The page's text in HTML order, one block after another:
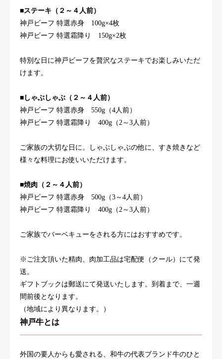
■ステーキ（２～４人前）
神戸ビーフ 特選赤身 100g×4枚
神戸ビーフ 特選霜降り 150g×2枚
特別な日に神戸ビーフを贅沢なステーキでお楽しみいただ
けます。
■しゃぶしゃぶ（２～４人前）
神戸ビーフ 特選赤身 550g（4人前）
神戸ビーフ 特選霜降り 400g（2～3人前）
ご家族の大切な日に。しゃぶしゃぶの他に、すき焼きなど
様々な料理にお使いいただけます。
■焼肉（２～４人前）
神戸ビーフ 特選赤身 500g（3～4人前）
神戸ビーフ 特選霜降り 400g（2～3人前）
ご家族でバーベキューをされる方にはおすすめです。
※ご注文頂いた精肉、肉加工品は宅配便（クール）にて発
送。
ギフトブックは郵送にて発送いたします。到着まで、一週
間前後となります。
（地域により異なります。）
神戸牛とは
外国の要人からも愛される、和牛の代表ブランド牛のひと